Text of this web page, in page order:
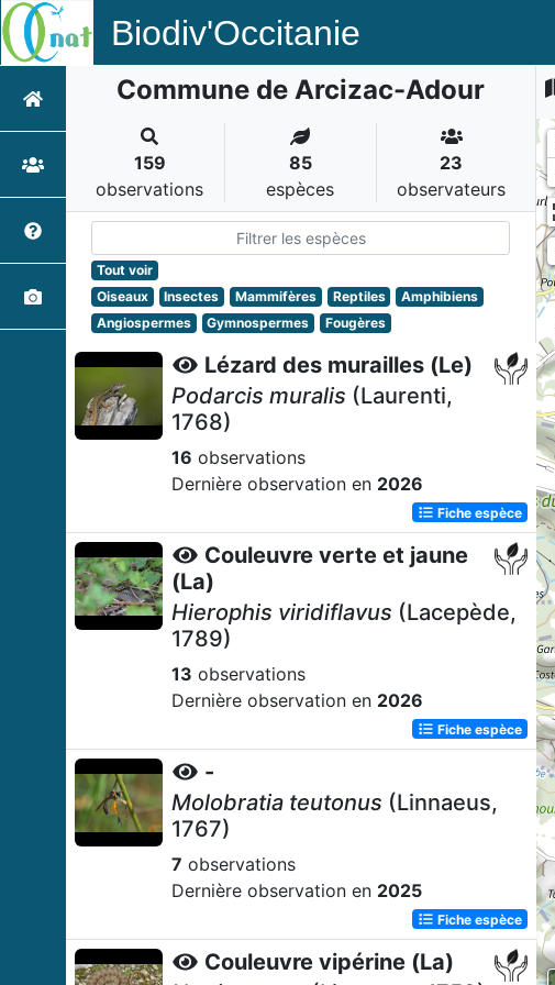
Biodiv'Occitanie
Commune de Arcizac-Adour
159
observations
85
espèces
23
observateurs
Tout voir
Oiseaux
Insectes Mammifères Reptiles
Amphibiens
Angiospermes
Gymnospermes Fougères
Lézard des murailles (Le)
Podarcis muralis (Laurenti,
1768)
16 observations
Dernière observation en 2026
Fiche espèce
Couleuvre verte et jaune
(La)
Hierophis viridiflavus (Lacepède,
1789)
13 observations
Dernière observation en 2026
Fiche espèce
-
Molobratia teutonus (Linnaeus,
1767)
7 observations
Dernière observation en 2025
Fiche espèce
Couleuvre vipérine (La)